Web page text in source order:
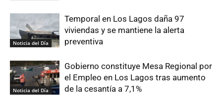
Noticia del Día
Temporal en Los Lagos daña 97
viviendas y se mantiene la alerta
preventiva
Noticia del Día
Gobierno constituye Mesa Regional por
el Empleo en Los Lagos tras aumento
de la cesantía a 7,1%